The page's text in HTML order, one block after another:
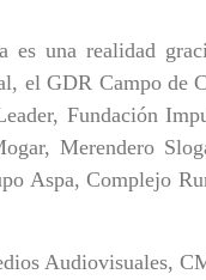
una realidad
el GDR Campo de
Fundación
Merendero
Aspa, Complejo
Audiovisuales,